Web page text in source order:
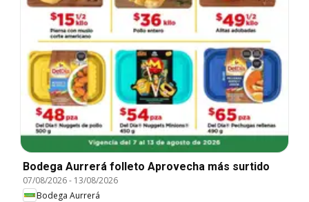
Bodega Aurrerá folleto Aprovecha más surtido
07/08/2026- 13/08/2026
Bodega Aurrerá